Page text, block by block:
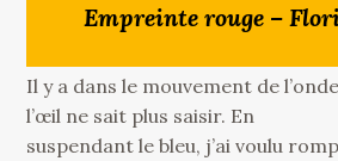
Empreinte rouge –
Il y a dans le mouvement de
l’œil ne sait plus saisir. En
suspendant le bleu, j’ai voulu